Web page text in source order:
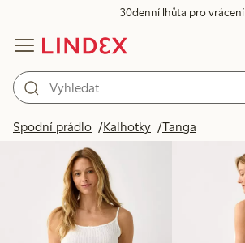
30denní lhůta pro vrácení
Spodní prádlo Kalhotky Tanga